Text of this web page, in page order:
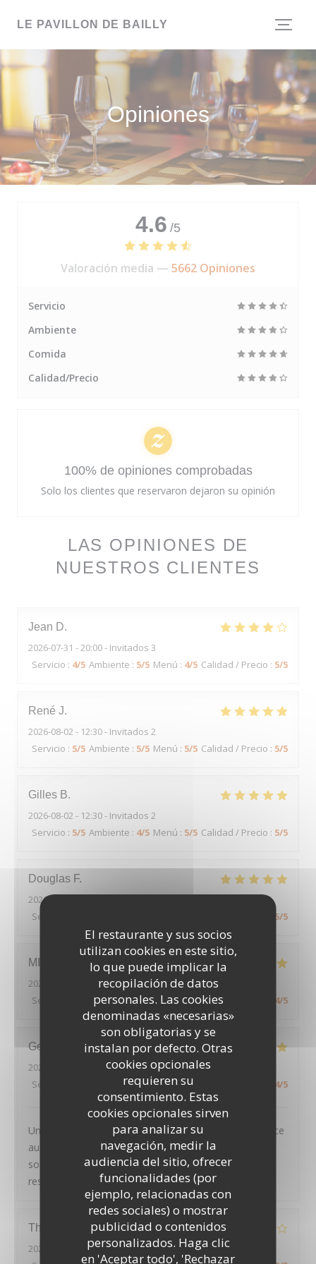
El restaurante y sus socios
utilizan cookies en este sitio,
lo que puede implicar la
recopilación de datos
personales. Las cookies
denominadas «necesarias»
son obligatorias y se
instalan por defecto. Otras
cookies opcionales
requieren su
consentimiento. Estas
cookies opcionales sirven
para analizar su
navegación, medir la
audiencia del sitio, ofrecer
funcionalidades (por
ejemplo, relacionadas con
redes sociales) o mostrar
publicidad o contenidos
personalizados. Haga clic
en 'Aceptar todo', 'Rechazar
LE PAVILLON DE BAILLY
Opiniones
LAS OPINIONES DE
NUESTROS CLIENTES
Jean D
2026-07-31 - 20:00 - Invitados 3
Servicio : 4/5 Ambiente : 5/5 Menú : 4/5 Calidad / Precio : 5/5
René J
2026-08-02 - 12:30 - Invitados 2
Servicio : 5/5 Ambiente : 5/5 Menú : 5/5 Calidad / Precio : 5/5
Gilles B
2026-08-02 - 12:30 - Invitados 2
Servicio : 5/5 Ambiente : 4/5 Menú : 5/5 Calidad / Precio : 5/5
Douglas F
2026-08-02
Servicio
5/5
MICKAEL
2026-08-01
- 19:45 - Invitados 2
Servicio
Ambiente:5 /5 Menú: 4/5 Calidad / Precio 4/5
Geoffroy
2026-08-01
- 20:45 - Invitados 2
Servicio
Ambiente: 4 /5 Menú :5/5 4/5
Un très joli cadre, des plats tous excellents et un service
aux petits oignons : nous avons passé une excellente
soirée, et recommandons chaleureusement ce
restaurant
Thierry
2026-07-30
- 20:00 - Invitados 2
4.6 /5
Valoración media — 5662 Opiniones
Servicio
Ambiente
Comida
Calidad/Precio
100% de opiniones comprobadas
Solo los clientes que reservaron dejaron su opinión
LE PAVILLON DE BAILLY